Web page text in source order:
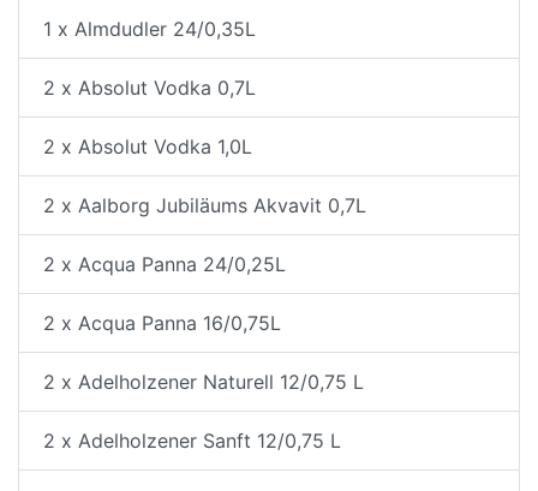
1 x Almdudler 24/0,35L
2 x Absolut Vodka 0,7L
2 x Absolut Vodka 1,0L
2 x Aalborg Jubiläums Akvavit 0,7L
2 x Acqua Panna 24/0,25L
2 x Acqua Panna 16/0,75L
2 x Adelholzener Naturell 12/0,75 L
2 x Adelholzener Sanft 12/0,75 L